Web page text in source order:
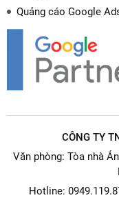
Quảng cáo Google
CÔNG TY
Văn phòng: Tòa nhà
Hotline: